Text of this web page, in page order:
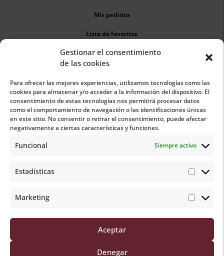
Gestionar el consentimiento
de las cookies
Para ofrecer las mejores experiencias, utilizamos tecnologías como las
cookies para almacenar y/o acceder a la información del dispositivo. El
consentimiento de estas tecnologías nos permitirá procesar datos
como el comportamiento de navegación o las identificaciones únicas
en este sitio. No consentir o retirar el consentimiento, puede afectar
negativamente a ciertas características y funciones.
Funcional Siempre activo
Estadísticas
Marketing
Aceptar
Denegar
Mis pedidos
Lista de favoritos
Carrito

Lunes a viernes de 15:00 a 19:00 horas
hello@bebeyshop.com